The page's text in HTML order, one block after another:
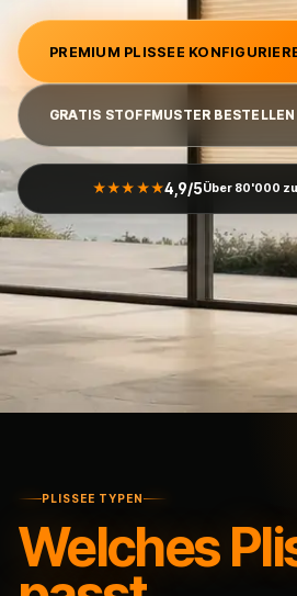
PREMIUM PLISSEE
GRATIS STOFFMUSTER BESTELLEN
★★★★★4,9/5Über 80'000
PLISSEE TYPEN
Welches